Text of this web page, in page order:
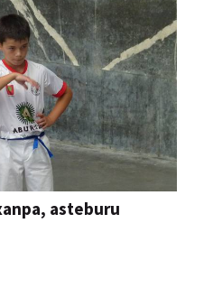
asteburu